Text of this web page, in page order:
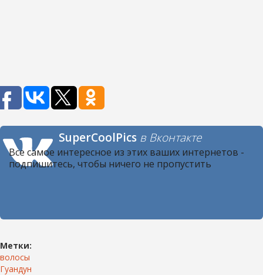
SuperCoolPics в Вконтакте
Все самое интересное из этих ваших интернетов -
подпишитесь, чтобы ничего не пропустить
Метки:
волосы
Гуандун